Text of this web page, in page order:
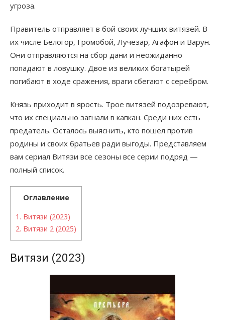
угроза.
Правитель отправляет в бой своих лучших витязей. В
их числе Белогор, Громобой, Лучезар, Агафон и Варун.
Они отправляются на сбор дани и неожиданно
попадают в ловушку. Двое из великих богатырей
погибают в ходе сражения, враги сбегают с серебром.
Князь приходит в ярость. Трое витязей подозревают,
что их специально загнали в капкан. Среди них есть
предатель. Осталось выяснить, кто пошел против
родины и своих братьев ради выгоды. Представляем
вам сериал Витязи все сезоны все серии подряд —
полный список.
Оглавление
1. Витязи (2023)
2. Витязи 2 (2025)
Витязи (2023)